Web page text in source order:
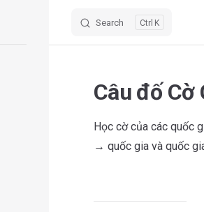
Search K
Câu đố Cờ
Học cờ của các quốc
→ quốc gia và quốc